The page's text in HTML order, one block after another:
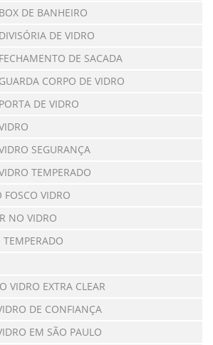
DE BANHEIRO
DE VIDRO
DE SACADA
CORPO DE VIDRO
DE VIDRO
SEGURANÇA
TEMPERADO
FOSCO VIDRO
NO VIDRO
TEMPERADO
VIDRO EXTRA CLEAR
DE CONFIANÇA
EM SÃO PAULO